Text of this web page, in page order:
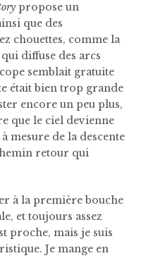
propose un
que des
chouettes, comme la
diffuse des arcs
semblait gratuite
était bien trop grande
encore un peu plus,
que le ciel devienne
mesure de la descente
retour qui
à la première bouche
et toujours assez
proche, mais je suis
Je mange en